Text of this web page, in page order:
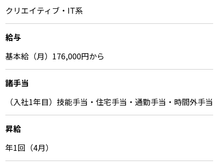
クリエイティブ・IT系
給与
基本給（月）176,000円から
諸⼿当
（入社1年目）技能手当・住宅手当・通勤手当・時間外手当
昇給
年1回（4月）